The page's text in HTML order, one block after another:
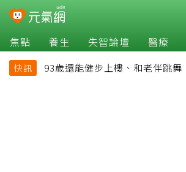
焦點 養生 失智論壇 醫療
快訊
93歲還能健步上樓、和老伴跳舞